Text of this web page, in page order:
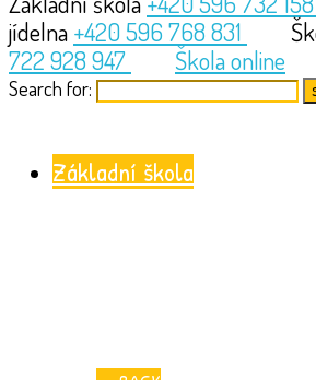
jídelna +420 596 768 831
722 928 947
Škola online
Search for:
Základní škola